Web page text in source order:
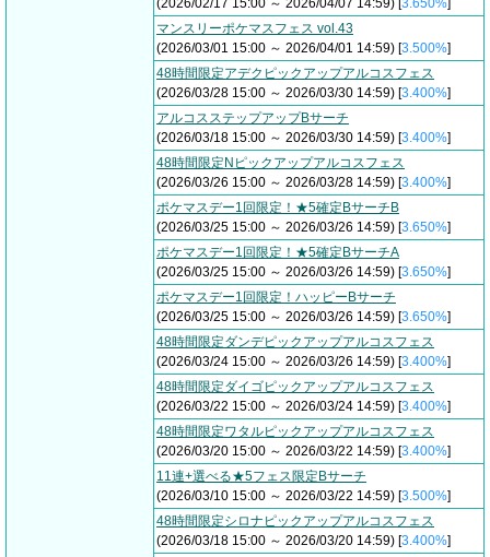
(2026/02/17 15:00 ～ 2026/04/07 14:59) [3.650%]
マンスリーポケマスフェス vol.43
(2026/03/01 15:00 ～ 2026/04/01 14:59) [3.500%]
48時間限定アデクピックアップアルコスフェス
(2026/03/28 15:00 ～ 2026/03/30 14:59) [3.400%]
アルコスステップアップBサーチ
(2026/03/18 15:00 ～ 2026/03/30 14:59) [3.400%]
48時間限定Nピックアップアルコスフェス
(2026/03/26 15:00 ～ 2026/03/28 14:59) [3.400%]
ポケマスデー1回限定！★5確定BサーチB
(2026/03/25 15:00 ～ 2026/03/26 14:59) [3.650%]
ポケマスデー1回限定！★5確定BサーチA
(2026/03/25 15:00 ～ 2026/03/26 14:59) [3.650%]
ポケマスデー1回限定！ハッピーBサーチ
(2026/03/25 15:00 ～ 2026/03/26 14:59) [3.650%]
48時間限定ダンデピックアップアルコスフェス
(2026/03/24 15:00 ～ 2026/03/26 14:59) [3.400%]
48時間限定ダイゴピックアップアルコスフェス
(2026/03/22 15:00 ～ 2026/03/24 14:59) [3.400%]
48時間限定ワタルピックアップアルコスフェス
(2026/03/20 15:00 ～ 2026/03/22 14:59) [3.400%]
11連+選べる★5フェス限定Bサーチ
(2026/03/10 15:00 ～ 2026/03/22 14:59) [3.500%]
48時間限定シロナピックアップアルコスフェス
(2026/03/18 15:00 ～ 2026/03/20 14:59) [3.400%]